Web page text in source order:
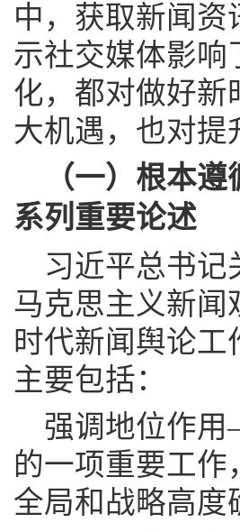
中，获取新闻资
示社交媒体影响
化，都对做好新
大机遇，也对提
（一）根本
系列重要论述
习近平总书记
马克思主义新闻
时代新闻舆论
主要包括：
强调地位作
的一项重要工作
全局和战略高度